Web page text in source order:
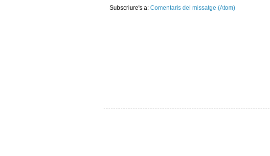
Subscriure's a: Comentaris del missatge (Atom)